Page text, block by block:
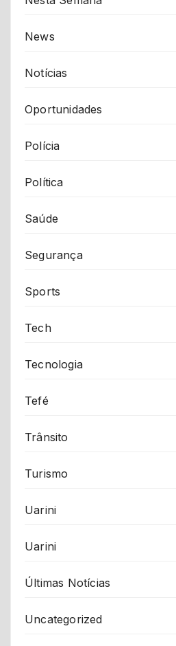
News
Notícias
Oportunidades
Polícia
Política
Saúde
Segurança
Sports
Tech
Tecnologia
Tefé
Trânsito
Turismo
Uarini
Uarini
Últimas Notícias
Uncategorized